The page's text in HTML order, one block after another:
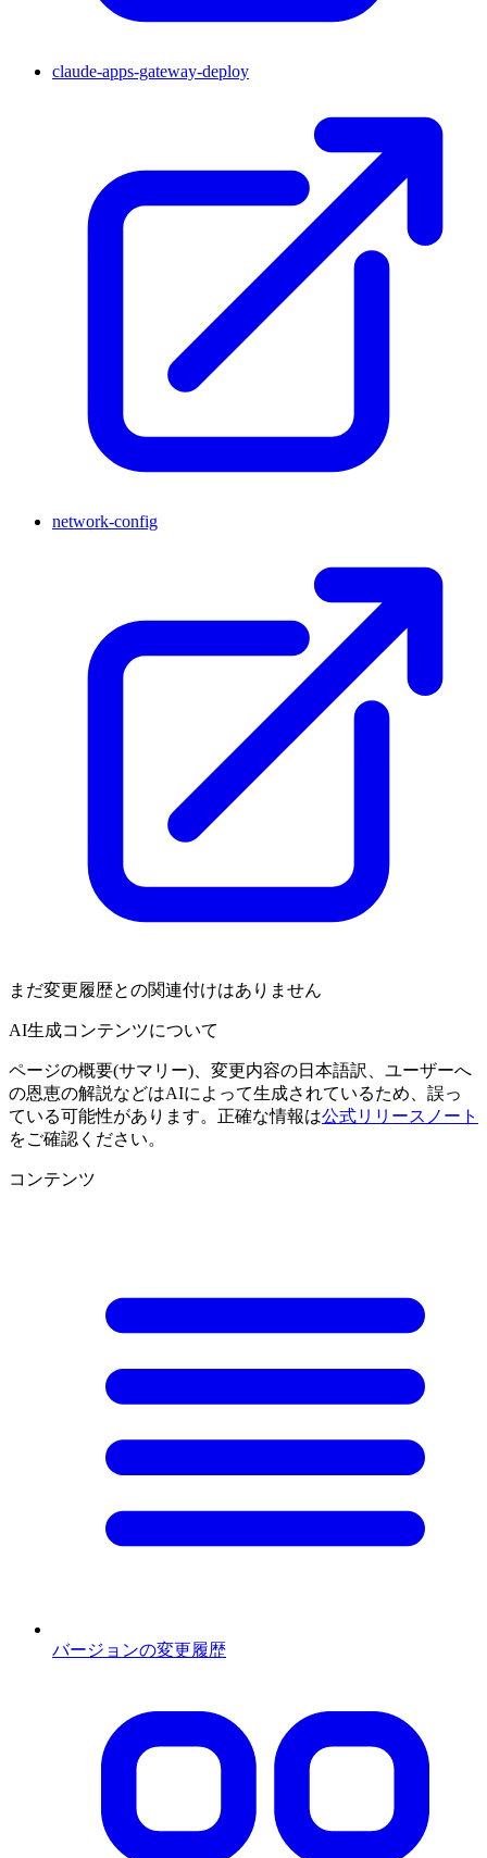
claude-apps-gateway-deploy
network-config
まだ変更履歴との関連付けはありません
AI生成コンテンツについて
ページの概要(サマリー)、変更内容の日本語訳、ユーザーへ
の恩恵の解説などはAIによって生成されているため、誤っ
ている可能性があります。正確な情報は公式リリースノート
をご確認ください。
コンテンツ
バージョンの変更履歴